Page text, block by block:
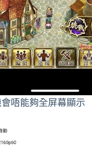
唔能夠全屏幕顯示